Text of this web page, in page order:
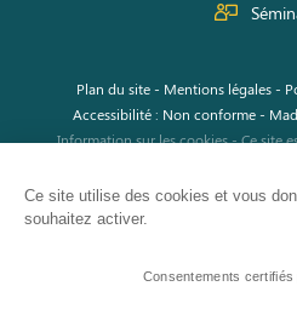
Ce site utilise des cookies et vous
souhaitez activer.
Consentements certifiés
Plan du site- Mentions légales-
Accessibilité : Non conforme -
Information sur les cookies-Ce site